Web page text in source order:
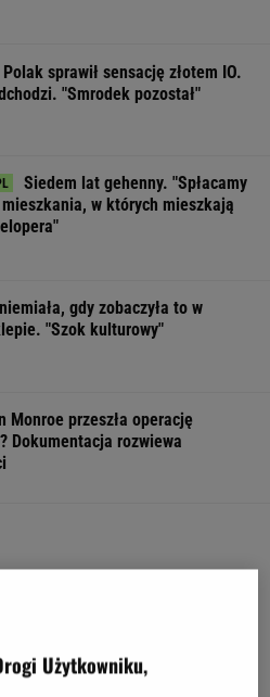
Polak sprawił sensację złotem IO.
"Smrodek pozostał"
Siedem lat gehenny. "Spłacamy
w których mieszkają
gdy zobaczyła to w
"Szok kulturowy"
Monroe przeszła operację
Dokumentacja rozwiewa
Użytkowniku,